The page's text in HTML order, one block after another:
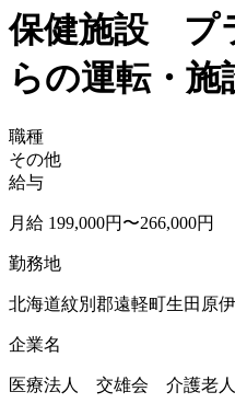
保健施設 プ
らの運転・施
職種
その他
給与
月給 199,000円〜266,000円
勤務地
北海道紋別郡遠軽町生田原
企業名
医療法人 交雄会 介護老